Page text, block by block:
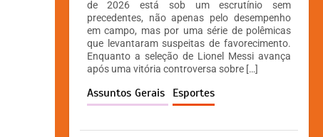
s
A
p
p
e
b
o
o
s
e
n
g
y
Li
n
k
de 2026 está sob um escrutínio sem
precedentes, não apenas pelo desempenho
em campo, mas por uma série de polêmicas
que levantaram suspeitas de favorecimento.
Enquanto a seleção de Lionel Messi avança
após uma vitória controversa sobre […]
Assuntos Gerais Esportes